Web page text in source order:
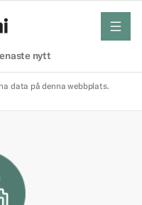
nytt
meny
data på denna webbplats.